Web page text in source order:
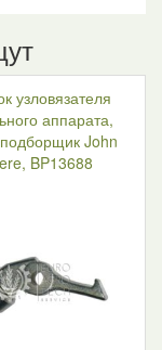
узловязателя
аппарата,
John
BP13688